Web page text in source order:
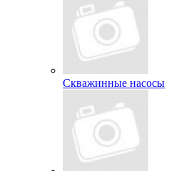
Скважинные насосы